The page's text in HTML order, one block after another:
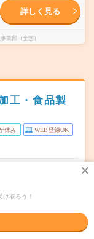
詳しく見る
業部（全国）
工・食品製
休み WEB登録OK
取ろう！